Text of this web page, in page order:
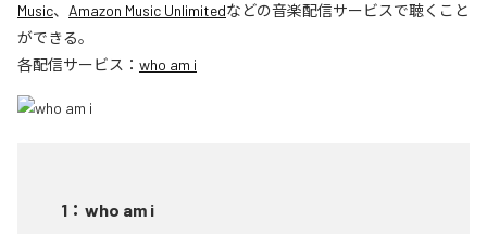
Music、 Amazon Music Unlimitedなどの音楽配信サービスで聴くこと
ができる。
各配信サービス： who am i
1 ： who am i